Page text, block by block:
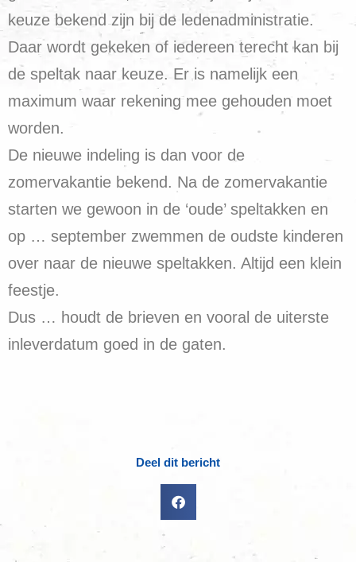
keuze bekend zijn bij de ledenadministratie.
Daar wordt gekeken of iedereen terecht kan bij
de speltak naar keuze. Er is namelijk een
maximum waar rekening mee gehouden moet
worden.
De nieuwe indeling is dan voor de
zomervakantie bekend. Na de zomervakantie
starten we gewoon in de ‘oude’ speltakken en
op … september zwemmen de oudste kinderen
over naar de nieuwe speltakken. Altijd een klein
feestje.
Dus … houdt de brieven en vooral de uiterste
inleverdatum goed in de gaten.
Deel dit bericht